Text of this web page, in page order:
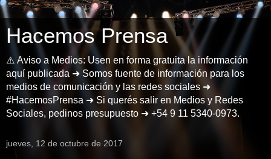
Hacemos Prensa
⚠️ Aviso a Medios: Usen en forma gratuita la información
aquí publicada ➜ Somos fuente de información para los
medios de comunicación y las redes sociales ➜
#HacemosPrensa ➜ Si querés salir en Medios y Redes
Sociales, pedinos presupuesto ➜ +54 9 11 5340-0973.
jueves, 12 de octubre de 2017